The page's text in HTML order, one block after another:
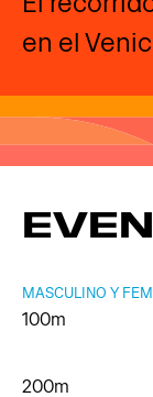
en el
100m
MASCULINO Y
200m